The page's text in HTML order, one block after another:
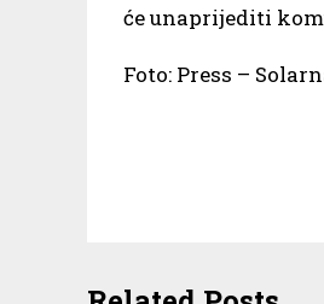
će unaprijediti
Foto: Press –